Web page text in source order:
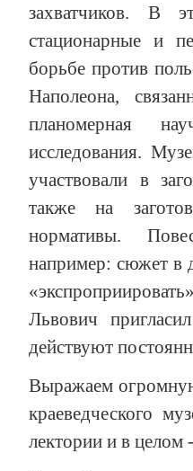
захватчиков. В
стационарные и
борьбе против
Наполеона,
планомерная
исследования.
участвовали в
также на
нормативы.
например: сюжет в
Львович
действуют
Выражаем
краеведческого
лектории и в